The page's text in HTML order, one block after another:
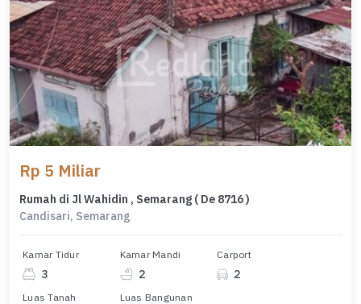
Rp 5 Miliar
Rumah di Jl Wahidin , Semarang ( De 8716 )
Candisari, Semarang
Kamar Tidur
3
Kamar Mandi
2
Carport
2
Luas Tanah Luas Bangunan